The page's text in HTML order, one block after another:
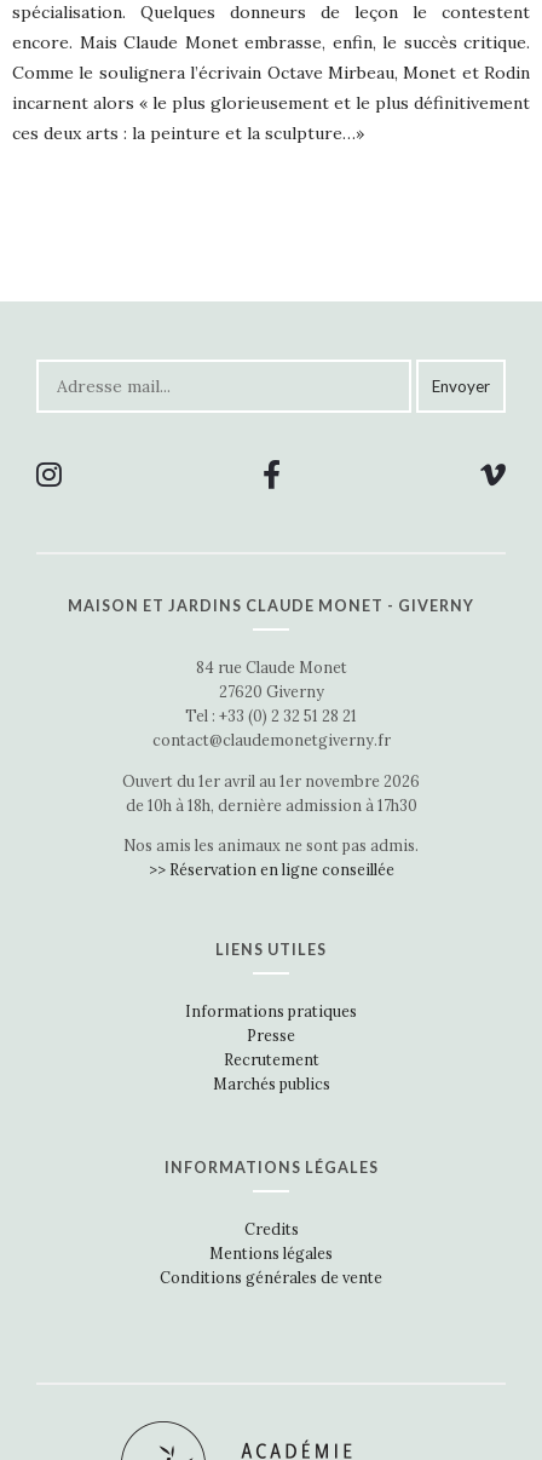
spécialisation. Quelques donneurs de leçon le contestent
encore. Mais Claude Monet embrasse, enfin, le succès critique.
Comme le soulignera l’écrivain Octave Mirbeau, Monet et Rodin
incarnent alors « le plus glorieusement et le plus définitivement
ces deux arts : la peinture et la sculpture…»
MAISON ET JARDINS CLAUDE MONET - GIVERNY
84 rue Claude Monet
27620 Giverny
Tel : +33 (0) 2 32 51 28 21
contact@claudemonetgiverny.fr
Ouvert du 1er avril au 1er novembre 2026
de 10h à 18h, dernière admission à 17h30
Nos amis les animaux ne sont pas admis.
>> Réservation en ligne conseillée
LIENS UTILES
Informations pratiques
Presse
Recrutement
Marchés publics
INFORMATIONS LÉGALES
Credits
Mentions légales
Conditions générales de vente